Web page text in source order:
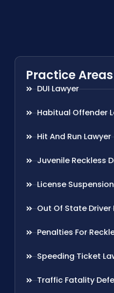
Practice Areas
DUI Lawyer
Habitual Offender
Hit And Run Lawyer
Juvenile Reckless
License
Out Of State Driver
Penalties For
Speeding Ticket
Traffic Fatality